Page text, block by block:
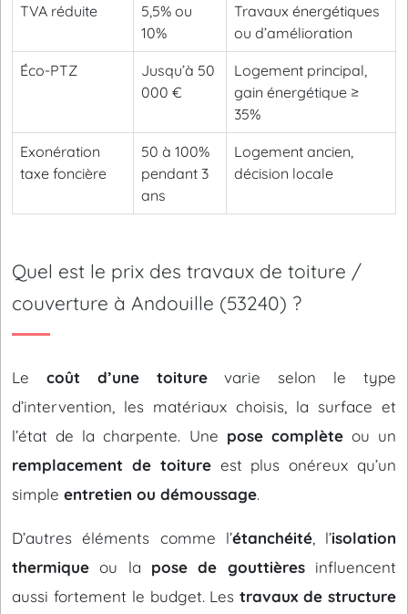
TVA réduite
5,5% ou
10%
Travaux énergétiques
ou d’amélioration
Éco-PTZ
Jusqu’à 50
000 €
Logement principal,
gain énergétique ≥
35%
Exonération
taxe foncière
50 à 100%
pendant 3
ans
Logement ancien,
décision locale
Quel est le prix des travaux de toiture /
couverture à Andouille (53240) ?
Le coût d’une toiturevarie selon le type
d’intervention, les matériaux choisis, la surface et
l’état de la charpente. Une pose complèteou un
remplacement de toitureest plus onéreux qu’un
simple entretien ou démoussage.
D’autres éléments comme l’étanchéité, l’isolation
thermique ou la pose de gouttièresinfluencent
aussi fortement le budget. Lestravaux de structure